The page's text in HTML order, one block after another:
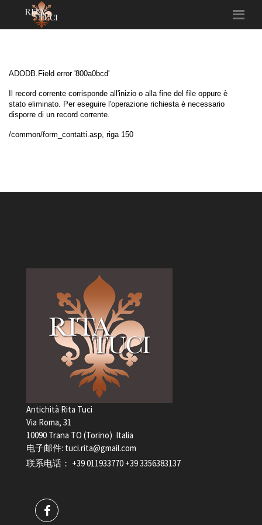
Antichità Rita Tuci
Via Roma, 31
10090 Trana TO (Torino) Italia
电子邮件: tuci.rita@gmail.com
联系电话： +39 011933770 +39 3356383137